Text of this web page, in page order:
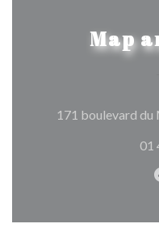
Map
171 boulevard du
01